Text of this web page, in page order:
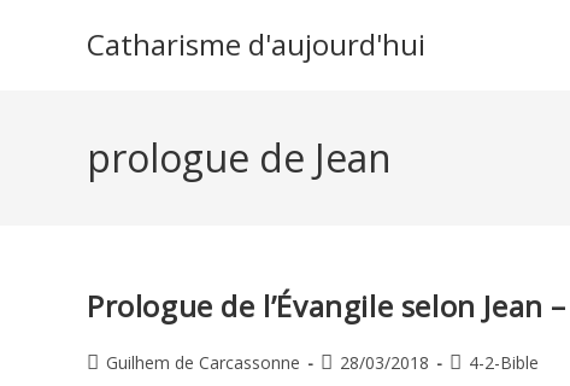
Catharisme d'aujourd'hui
prologue de Jean
Prologue de l’Évangile selon Jean
Auteur/autrice
Guilhem de Carcassonne
Publication
28/03/2018
Post4-2-Bible